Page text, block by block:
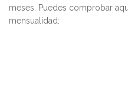
meses. Puedes comprobar
mensualidad: